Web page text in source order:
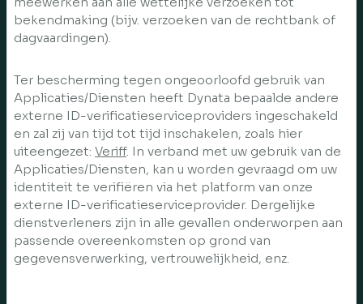
bekendmaking (bijv. verzoeken van de rechtbank of
dagvaardingen).
Ter bescherming tegen ongeoorloofd gebruik van
Applicaties/Diensten heeft Dynata bepaalde andere
externe ID-verificatieserviceproviders ingeschakeld
en zal zij van tijd tot tijd inschakelen, zoals hier
uiteengezet: Veriff. In verband met uw gebruik van de
Applicaties/Diensten, kan u worden gevraagd om uw
identiteit te verifiëren via het platform van onze
externe ID-verificatieserviceprovider. Dergelijke
dienstverleners zijn in alle gevallen onderworpen aan
passende overeenkomsten op grond van
gegevensverwerking, vertrouwelijkheid, enz.